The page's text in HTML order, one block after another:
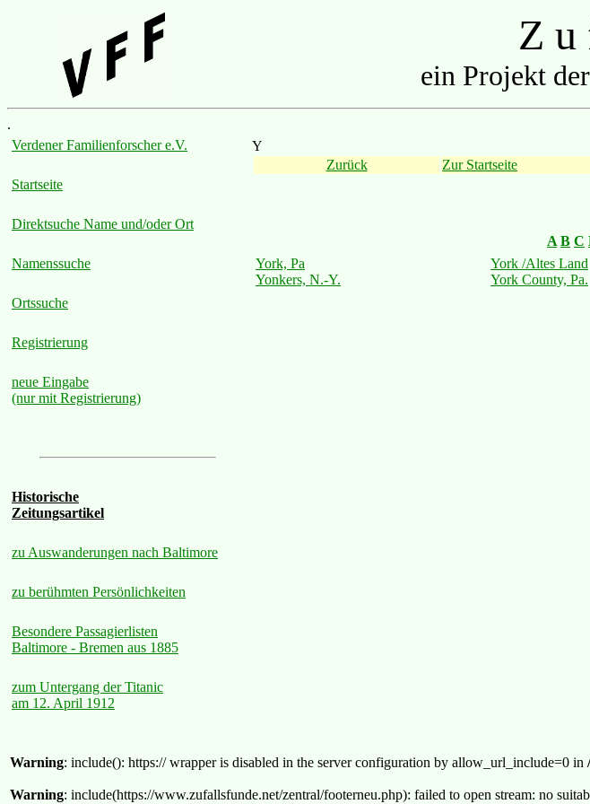
Z u
ein Projekt
.
Verdener Familienforscher e.V.
Startseite
Direktsuche Name und/oder Ort
Namenssuche
Ortssuche
Registrierung
neue Eingabe
(nur mit Registrierung)
Historische
Zeitungsartikel
zu Auswanderungen nach Baltimore
zu berühmten Persönlichkeiten
Besondere Passagierlisten
Baltimore - Bremen aus 1885
zum Untergang der Titanic
am 12. April 1912
Y
Zurück
Zur Startseite
A B C
York, Pa
Yonkers, N.-Y.
York /Altes Land
York County, Pa.
Warning: include(): https:// wrapper is disabled in the server configuration by allow_url_include=0 in
Warning: include(https://www.zufallsfunde.net/zentral/footerneu.php): failed to open stream: no